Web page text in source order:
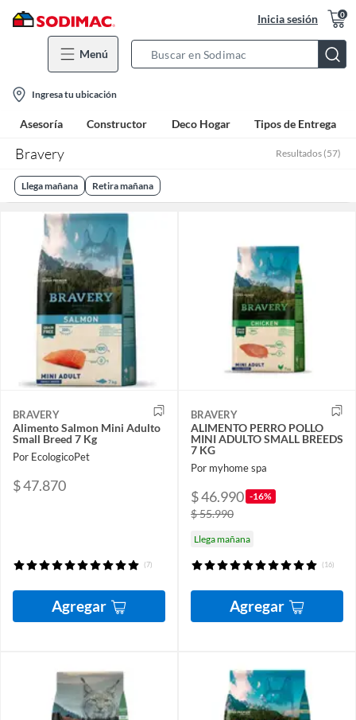
Inicia sesión 0
Menú
Bar
location-
icon
Ingresa tu ubicación
Asesoría Constructor Deco Hogar Tipos de Entrega
Bravery Resultados (57)
Llega mañana Retira mañana
BRAVERY
Alimento Salmon Mini Adulto
Small Breed 7 Kg
Por EcologicoPet
$ 47.870
(7)
Agregar
BRAVERY
ALIMENTO PERRO POLLO
MINI ADULTO SMALL BREEDS
7 KG
Por myhome spa
$ 46.990 -16%
$ 55.990
Llega mañana
(16)
Agregar